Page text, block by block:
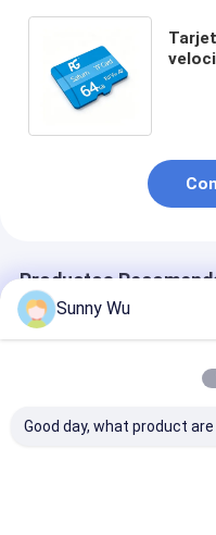
Productos
Sunny Wu
Good day, what product